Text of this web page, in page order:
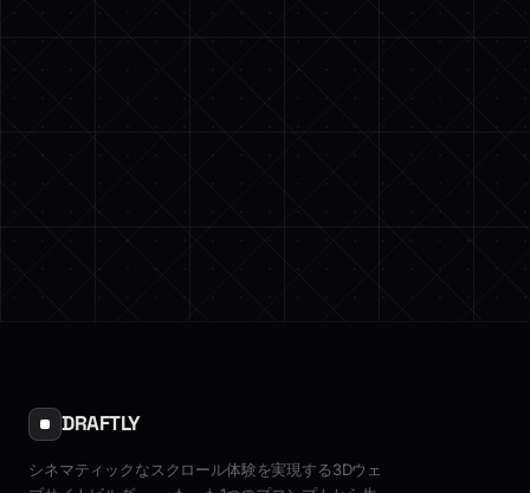
DRAFTLY
シネマティックなスクロール体験を実現する3Dウェ